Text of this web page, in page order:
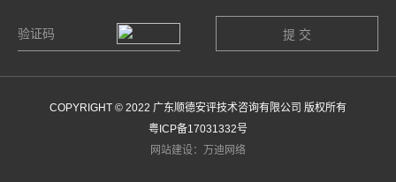
COPYRIGHT © 2022 广东顺德安评技术咨询有限公司 版权所有
粤ICP备17031332号
网站建设：万迪网络